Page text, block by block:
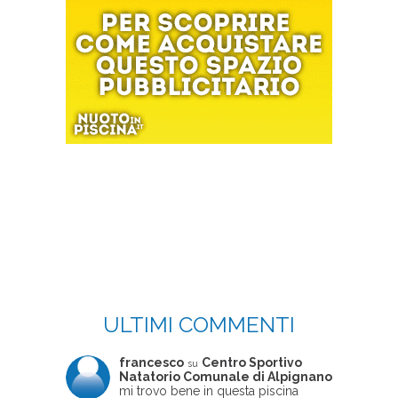
ULTIMI COMMENTI
francesco su Centro Sportivo
Natatorio Comunale di Alpignano
mi trovo bene in questa piscina